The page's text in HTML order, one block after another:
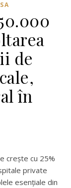
de
în
crește cu 25%
private
esențiale din